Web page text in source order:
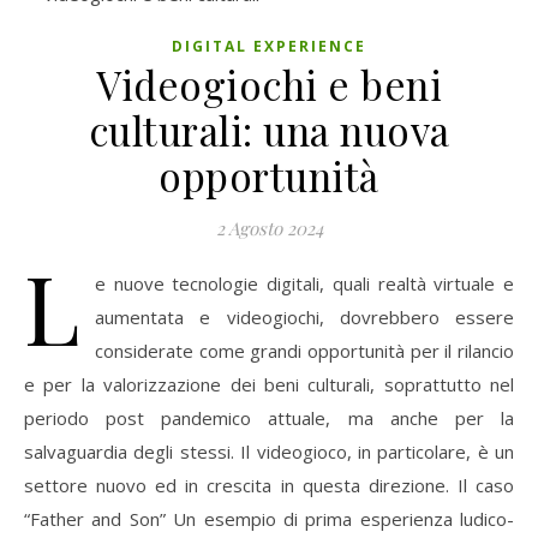
DIGITAL EXPERIENCE
Videogiochi e beni
culturali: una nuova
opportunità
2 Agosto 2024
L
e nuove tecnologie digitali, quali realtà virtuale e
aumentata e videogiochi, dovrebbero essere
considerate come grandi opportunità per il rilancio
e per la valorizzazione dei beni culturali, soprattutto nel
periodo post pandemico attuale, ma anche per la
salvaguardia degli stessi. Il videogioco, in particolare, è un
settore nuovo ed in crescita in questa direzione. Il caso
“Father and Son” Un esempio di prima esperienza ludico-